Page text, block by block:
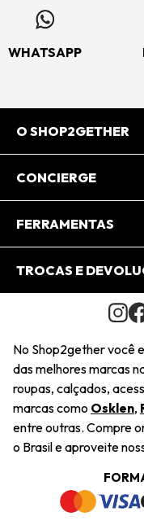
WHATSAPP
O SHOP2GETHER
Sobre Nós
Journal
Saiu na Mídia
Sustentabilidade
Navegando
Termos e Condições
CONCIERGE
Central de
Regulamento e
FERRAMENTAS
Minha Conta
Pedido de Presente
Wishlist
TROCAS E
Condições Gerais
Troca Fácil
Restituição de
Dúvidas Frequentes
Termos e Condições
Política de
No Shop2gether você
das melhores marcas
roupas, calçados,
marcas como Osklen,
entre outras. Compre
o Brasil e aproveite